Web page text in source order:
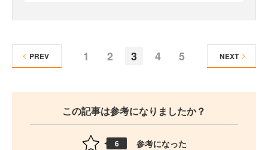
1 2 3 4 5
PREV NEXT
この記事は参考になりましたか？
6 参考になった